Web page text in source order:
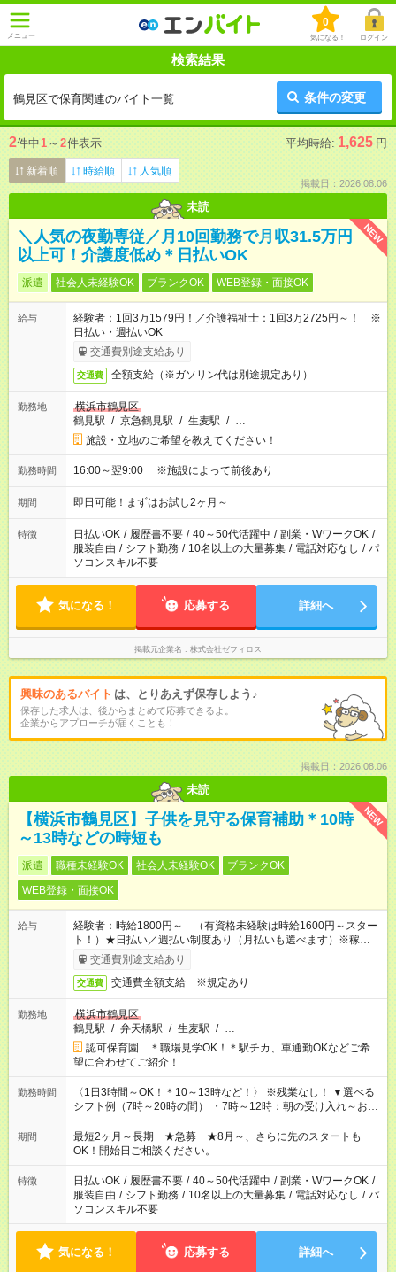
メニュー
0
気になる！ ログイン
検索結果
鶴見区で保育関連のバイト一覧 条件の変更
2件中1 ～ 2件表示 平均時給: 1,625 円
新着順 時給順 人気順
掲載日：2026.08.06
未読
NEW
＼人気の夜勤専従／月10回勤務で月収31.5万円
以上可！介護度低め＊日払いOK
派遣 社会人未経験OK ブランクOK WEB登録・面接OK
給与
経験者：1回3万1579円！／介護福祉士：1回3万2725円～！ ※
日払い・週払いOK
交通費別途支給あり
交通費 全額支給（※ガソリン代は別途規定あり）
勤務地
横浜市鶴見区
鶴見駅 / 京急鶴見駅 / 生麦駅 / …
施設・立地のご希望を教えてください！
勤務時間 16:00～翌9:00 ※施設によって前後あり
期間 即日可能！まずはお試し2ヶ月～
特徴 日払いOK / 履歴書不要 / 40～50代活躍中 / 副業・WワークOK /
服装自由 / シフト勤務 / 10名以上の大量募集 / 電話対応なし / パ
ソコンスキル不要
気になる！ 応募する 詳細へ
掲載元企業名 株式会社ゼフィロス
興味のあるバイト は、とりあえず保存しよう♪
保存した求人は、後からまとめて応募できるよ。
企業からアプローチが届くことも！
掲載日：2026.08.06
未読
NEW
【横浜市鶴見区】子供を見守る保育補助＊10時
～13時などの時短も
派遣 職種未経験OK 社会人未経験OK
ブランクOK
WEB登録・面接OK
給与
経験者：時給1800円～ （有資格未経験は時給1600円～スター
ト！）★日払い／週払い制度あり（月払いも選べます）※稼働開
始時は手続き完了次第のお支払いとなります★フルタイムできる
方は100円アップ！
交通費別途支給あり
交通費 交通費全額支給 ※規定あり
勤務地
横浜市鶴見区
鶴見駅 / 弁天橋駅 / 生麦駅 / …
認可保育園 ＊職場見学OK！＊駅チカ、車通勤OKなどご希
望に合わせてご紹介！
勤務時間
〈1日3時間～OK！＊10～13時など！〉 ※残業なし！ ▼選べる
シフト例（7時～20時の間） ・7時～12時：朝の受け入れ～お昼
の準備 ・10時～13時：園児の見守り～お昼の補助 ・9時～16
時：帰りの会まで！子供の成長を見守る ・15時～20時：夜のお
迎えサポート
期間
最短2ヶ月～長期 ★急募 ★8月～、さらに先のスタートも
OK！開始日ご相談ください。
特徴 日払いOK / 履歴書不要 / 40～50代活躍中 / 副業・WワークOK /
服装自由 / シフト勤務 / 10名以上の大量募集 / 電話対応なし / パ
ソコンスキル不要
気になる！ 応募する 詳細へ